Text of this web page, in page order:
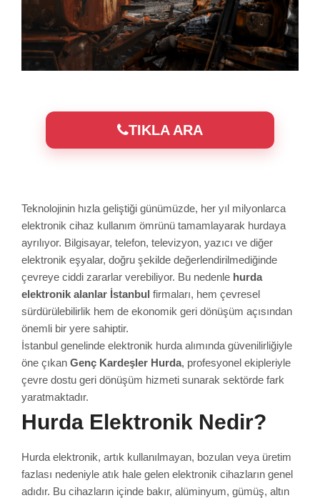
TIKLA ARA
Teknolojinin hızla geliştiği günümüzde, her yıl milyonlarca
elektronik cihaz kullanım ömrünü tamamlayarak hurdaya
ayrılıyor. Bilgisayar, telefon, televizyon, yazıcı ve diğer
elektronik eşyalar, doğru şekilde değerlendirilmediğinde
çevreye ciddi zararlar verebiliyor. Bu nedenle hurda
elektronik alanlar İstanbul firmaları, hem çevresel
sürdürülebilirlik hem de ekonomik geri dönüşüm açısından
önemli bir yere sahiptir.
İstanbul genelinde elektronik hurda alımında güvenilirliğiyle
öne çıkan Genç Kardeşler Hurda, profesyonel ekipleriyle
çevre dostu geri dönüşüm hizmeti sunarak sektörde fark
yaratmaktadır.
Hurda Elektronik Nedir?
Hurda elektronik, artık kullanılmayan, bozulan veya üretim
fazlası nedeniyle atık hale gelen elektronik cihazların genel
adıdır. Bu cihazların içinde bakır, alüminyum, gümüş, altın